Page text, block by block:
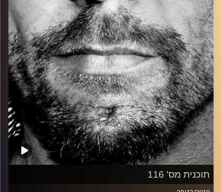
קרדיט תמונות: David Goehring
תוכנית מס' 116